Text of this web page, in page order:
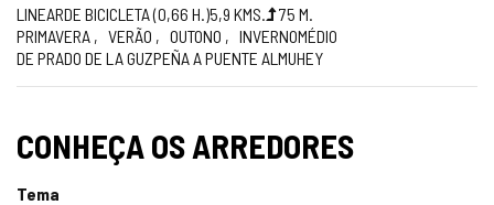
remover
de
meus
cadernos
outros
turistas
Jornada
LINEAR
MetadeDE BICICLETA (0,66 H. )
Comprimento 5,9 KMS.
Gradiente
de
elevação
(m)
75 M.
Recomendado
PRIMAVERA VERÃO OUTONO INVERNO
Dificuldade
da
rota
MÉDIO
Rota
DE PRADO DE LA GUZPEÑA A PUENTE ALMUHEY
CONHEÇA OS ARREDORES
Tema